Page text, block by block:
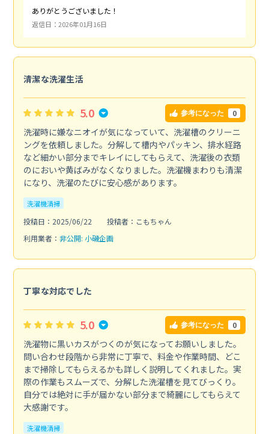
ありがとうございました！
返信日：2026年01月16日
清潔な洗濯生活
5.0 参考になった 0
洗濯時に嫌なニオイが気になっていて、洗濯槽のクリーニ
ングを依頼しました。分解して槽内やパッキン、排水経路
など細かい部分までキレイにしてもらえて、洗濯後の衣類
のにおいや黄ばみがなくなりました。洗濯機まわりも清潔
になり、洗濯のたびに安心感があります。
洗濯機清掃
投稿日：2025/06/22
投稿者：こもちゃん
利用業者： 非公開: 小磯企画
丁寧な対応でした
5.0 参考になった 0
洗濯物に黒いカスがつくのが気になってお願いしました。
問い合わせ段階から非常に丁寧で、料金や作業時間、どこ
まで掃除してもらえるかも詳しく説明してくれました。実
際の作業もスムーズで、分解した洗濯槽を見てびっくり。
自分では絶対に手が届かない部分まで綺麗にしてもらえて
大感謝です。
洗濯機清掃